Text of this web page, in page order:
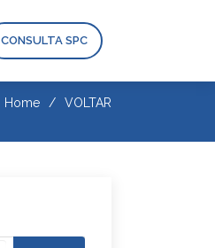
CONSULTA SPC
Home VOLTAR